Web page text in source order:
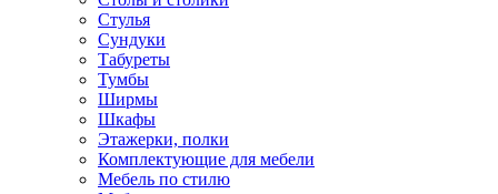
Стулья
Сундуки
Табуреты
Тумбы
Ширмы
Шкафы
Этажерки, полки
Комплектующие для мебели
Мебель по стилю